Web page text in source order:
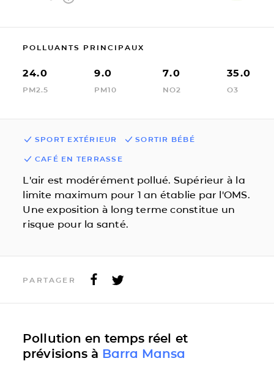
POLLUANTS PRINCIPAUX
24.0
PM2.5
9.0
PM10
7.0
NO2
35.0
O3
SPORT EXTÉRIEUR SORTIR BÉBÉ
CAFÉ EN TERRASSE
L'air est modérément pollué. Supérieur à la
limite maximum pour 1 an établie par l'OMS.
Une exposition à long terme constitue un
risque pour la santé.
PARTAGER
Pollution en temps réel et
prévisions à Barra Mansa